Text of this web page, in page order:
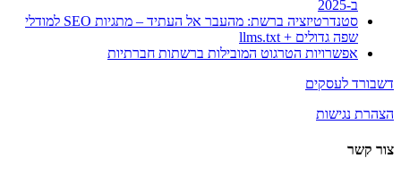
ב-2025
סטנדרטיזציה ברשת: מהעבר אל העתיד – מתגיות SEO למודלי
שפה גדולים + llms.txt
אפשרויות הטרגוט המובילות ברשתות חברתיות
דשבורד לעסקים
הצהרת נגישות
צור קשר